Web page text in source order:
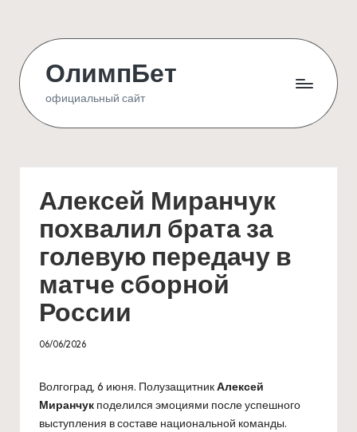
content
ОлимпБет
официальный сайт
Алексей Миранчук
похвалил брата за
голевую передачу в
матче сборной
России
06/06/2026
Волгоград, 6 июня. ПолузащитникАлексей
Миранчук поделился эмоциями после успешного
выступления в составе национальной команды.